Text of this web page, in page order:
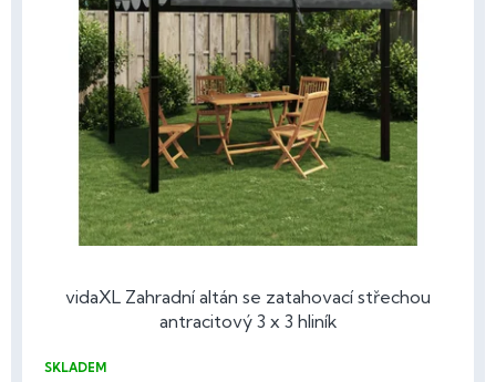
vidaXL Zahradní altán se zatahovací střechou
antracitový 3 x 3 hliník
SKLADEM